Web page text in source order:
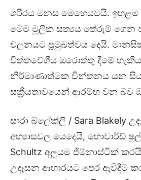
ශරීරය මනස මෙහෙයවයි. ඉහළම
මෙම මූලික සත්‍යය තේරුම්
චලනයට ප්‍රමුඛත්වය දෙයි.
චිත්තවේගීය ඔරොත්තු දීමේ
නිර්මාණාත්මක චින්තනය යන
සක්‍රීයතාවයෙන් ආරම්භ වන බව
සාරා බ්ලේක්ලි / Sara Blakely
අභ්‍යාසවල යෙදෙයි, හොවාර්ඩ්
Schultz අලුයම ජිම්නාස්ටික්
උදෑසන ආහාරයට පෙර ඇවිදීම